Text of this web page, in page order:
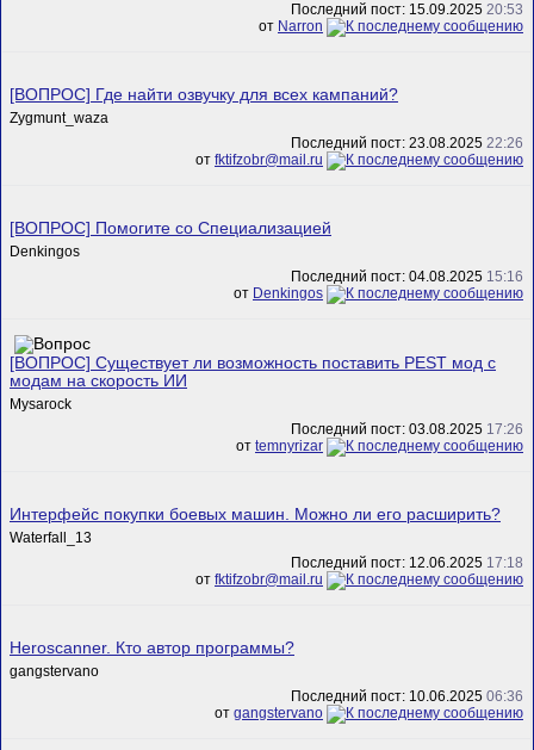
Последний пост: 15.09.2025 20:53
от Narron
[ВОПРОС] Где найти озвучку для всех кампаний?
Zygmunt_waza
Последний пост: 23.08.2025 22:26
от fktifzobr@mail.ru
[ВОПРОС] Помогите со Специализацией
Denkingos
Последний пост: 04.08.2025 15:16
от Denkingos
[ВОПРОС] Существует ли возможность поставить PEST мод с
модам на скорость ИИ
Mysarock
Последний пост: 03.08.2025 17:26
от temnyrizar
Интерфейс покупки боевых машин. Можно ли его расширить?
Waterfall_13
Последний пост: 12.06.2025 17:18
от fktifzobr@mail.ru
Heroscanner. Кто автор программы?
gangstervano
Последний пост: 10.06.2025 06:36
от gangstervano